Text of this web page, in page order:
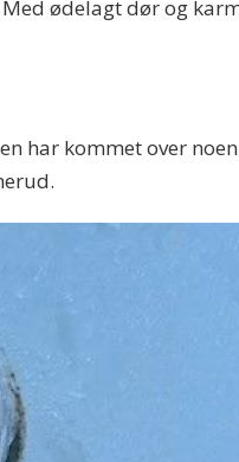
ødelagt dør og
har kommet over noen